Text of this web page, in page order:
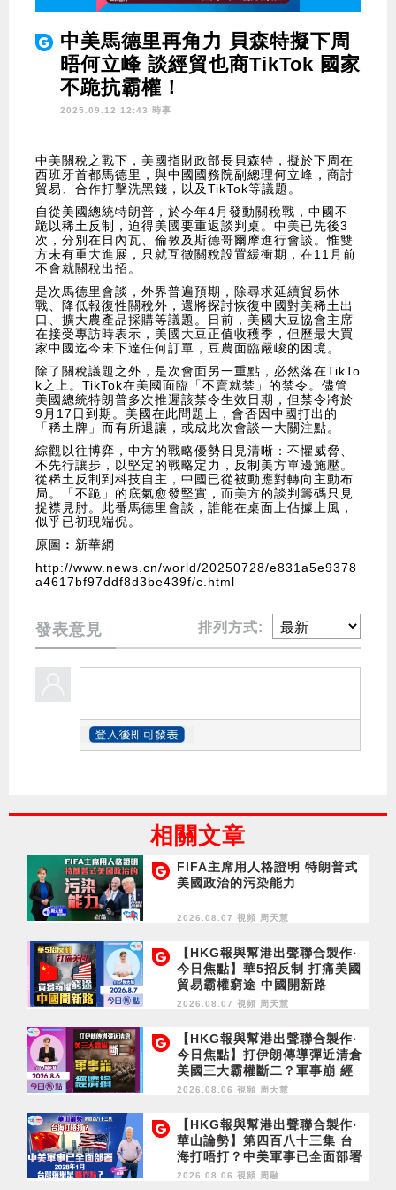
中美馬德里再角力 貝森特擬下周
晤何立峰 談經貿也商TikTok 國家
不跪抗霸權！
2025.09.12 12:43 時事
中美關稅之戰下，美國指財政部長貝森特，擬於下周在
西班牙首都馬德里，與中國國務院副總理何立峰，商討
貿易、合作打擊洗黑錢，以及TikTok等議題。
自從美國總統特朗普，於今年4月發動關稅戰，中國不
跪以稀土反制，迫得美國要重返談判桌。中美已先後3
次，分別在日內瓦、倫敦及斯德哥爾摩進行會談。惟雙
方未有重大進展，只就互徵關稅設置緩衝期，在11月前
不會就關稅出招。
是次馬德里會談，外界普遍預期，除尋求延續貿易休
戰、降低報復性關稅外，還將探討恢復中國對美稀土出
口、擴大農產品採購等議題。日前，美國大豆協會主席
在接受專訪時表示，美國大豆正值收穫季，但歷最大買
家中國迄今未下達任何訂單，豆農面臨嚴峻的困境。
除了關稅議題之外，是次會面另一重點，必然落在TikTo
k之上。TikTok在美國面臨「不賣就禁」的禁令。儘管
美國總統特朗普多次推遲該禁令生效日期，但禁令將於
9月17日到期。美國在此問題上，會否因中國打出的
「稀土牌」而有所退讓，或成此次會談一大關注點。
綜觀以往博弈，中方的戰略優勢日見清晰：不懼威脅、
不先行讓步，以堅定的戰略定力，反制美方單邊施壓。
從稀土反制到科技自主，中國已從被動應對轉向主動布
局。「不跪」的底氣愈發堅實，而美方的談判籌碼只見
捉襟見肘。此番馬德里會談，誰能在桌面上佔據上風，
似乎已初現端倪。
原圖︰新華網
http://www.news.cn/world/20250728/e831a5e9378
a4617bf97ddf8d3be439f/c.html
發表意見 排列方式:
相關文章
FIFA主席用人格證明 特朗普式
美國政治的污染能力
2026.08.07 視頻 周天慧
【HKG報與幫港出聲聯合製作‧
今日焦點】華5招反制 打痛美國
貿易霸權窮途 中國開新路
2026.08.07 視頻 周天慧
【HKG報與幫港出聲聯合製作‧
今日焦點】打伊朗傳導彈近清倉
美國三大霸權斷二？軍事崩 經
濟損
2026.08.06 視頻 周天慧
【HKG報與幫港出聲聯合製作‧
華山論勢】第四百八十三集 台
海打唔打？中美軍事已全面部署
2028年1月台灣選舉是臨界點？
2026.08.06 視頻 周融